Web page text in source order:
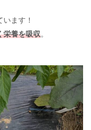
ます！
栄養を吸収。